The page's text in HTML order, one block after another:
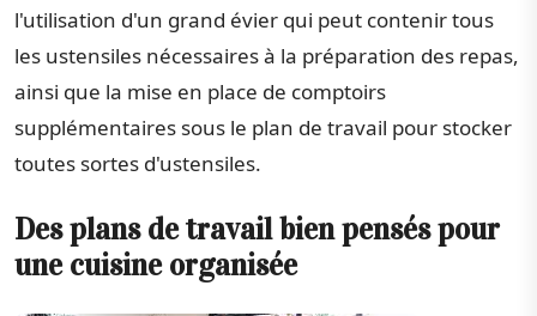
l'utilisation d'un grand évier qui peut contenir tous
les ustensiles nécessaires à la préparation des repas,
ainsi que la mise en place de comptoirs
supplémentaires sous le plan de travail pour stocker
toutes sortes d'ustensiles.
Des plans de travail bien pensés pour
une cuisine organisée